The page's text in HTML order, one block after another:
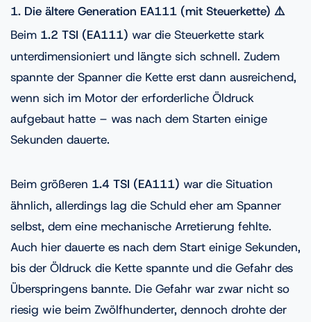
1. Die ältere Generation EA111 (mit Steuerkette) ⚠️
Beim 1.2 TSI (EA111) war die Steuerkette stark
unterdimensioniert und längte sich schnell. Zudem
spannte der Spanner die Kette erst dann ausreichend,
wenn sich im Motor der erforderliche Öldruck
aufgebaut hatte – was nach dem Starten einige
Sekunden dauerte.
Beim größeren 1.4 TSI (EA111) war die Situation
ähnlich, allerdings lag die Schuld eher am Spanner
selbst, dem eine mechanische Arretierung fehlte.
Auch hier dauerte es nach dem Start einige Sekunden,
bis der Öldruck die Kette spannte und die Gefahr des
Überspringens bannte. Die Gefahr war zwar nicht so
riesig wie beim Zwölfhunderter, dennoch drohte der